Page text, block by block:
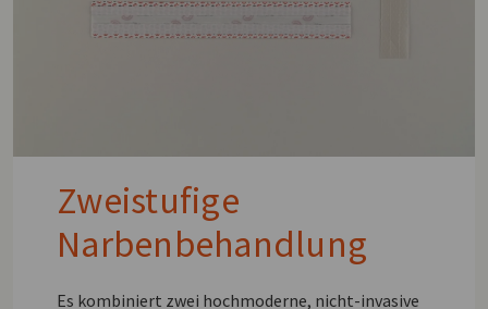
Zweistufige
Narbenbehandlung
Es kombiniert zwei hochmoderne, nicht-invasive